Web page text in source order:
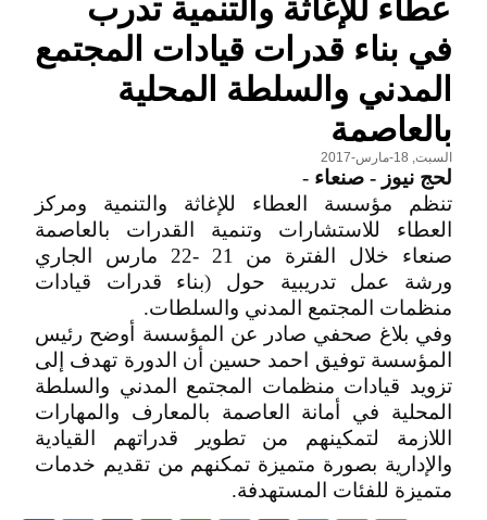
عطاء للإغاثة والتنمية تدرب
في بناء قدرات قيادات المجتمع
المدني والسلطة المحلية
بالعاصمة
السبت, 18-مارس-2017
لحج نيوز - صنعاء -
تنظم مؤسسة العطاء للإغاثة والتنمية ومركز
العطاء للاستشارات وتنمية القدرات بالعاصمة
صنعاء خلال الفترة من 21 -22 مارس الجاري
ورشة عمل تدريبية حول (بناء قدرات قيادات
منظمات المجتمع المدني والسلطات.
وفي بلاغ صحفي صادر عن المؤسسة أوضح رئيس
المؤسسة توفيق احمد حسين أن الدورة تهدف إلى
تزويد قيادات منظمات المجتمع المدني والسلطة
المحلية في أمانة العاصمة بالمعارف والمهارات
اللازمة لتمكينهم من تطوير قدراتهم القيادية
والإدارية بصورة متميزة تمكنهم من تقديم خدمات
متميزة للفئات المستهدفة.